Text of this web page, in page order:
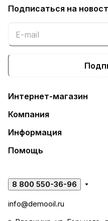
Подписаться на
Интернет-магазин
Компания
Информация
Помощь
8 800 550-36-96
info@demooil.ru